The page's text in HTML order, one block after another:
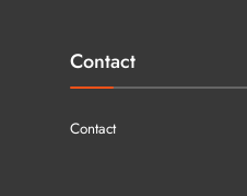
Contact
Contact